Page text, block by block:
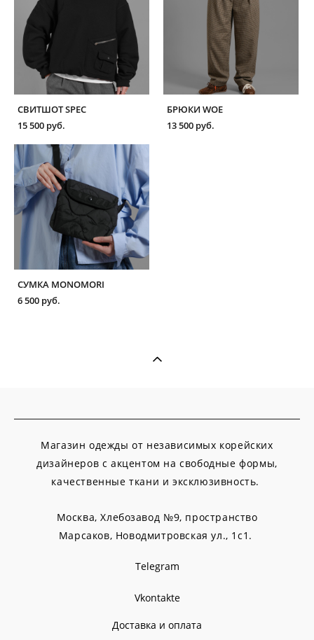
СВИТШОТ SPEC
15 500 pуб.
БРЮКИ WOE
13 500 pуб.
СУМКА MONOMORI
6 500 pуб.
Магазин одежды от независимых корейских
дизайнеров с акцентом на свободные формы,
качественные ткани и эксклюзивность.
Москва, Хлебозавод №9, пространство
Марсаков, Новодмитровская ул., 1с1.
Telegram
Vkontakte
Доставка и оплата